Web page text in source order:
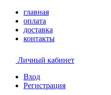
главная
оплата
доставка
контакты
Личный кабинет
Вход
Регистрация